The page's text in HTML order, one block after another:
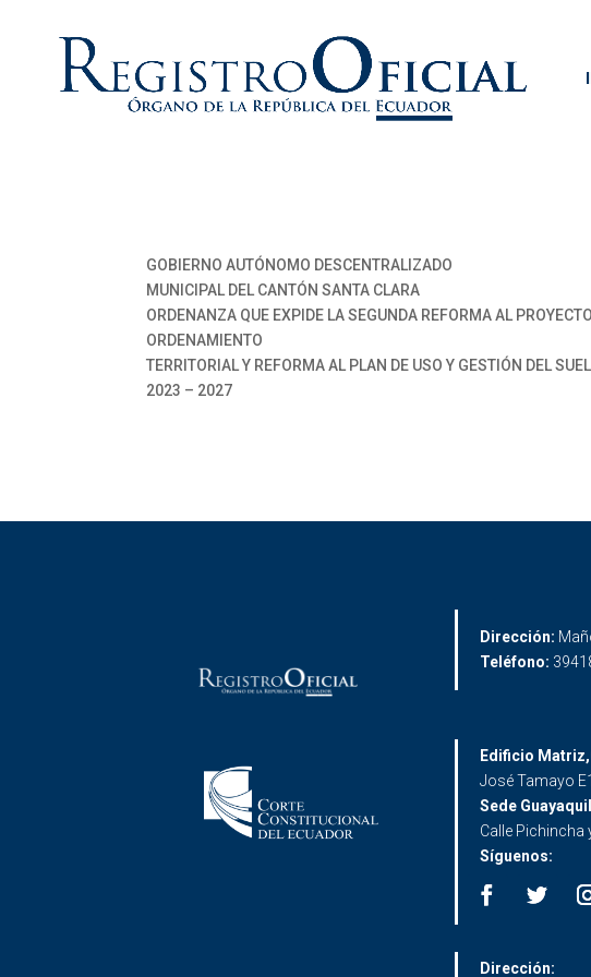
GOBIERNO AUTÓNOMO DESCENTRALIZADO
MUNICIPAL DEL CANTÓN SANTA CLARA
ORDENANZA QUE EXPIDE LA SEGUNDA REFORMA AL
ORDENAMIENTO
TERRITORIAL Y REFORMA AL PLAN DE USO Y GESTIÓN DEL
2023 – 2027
Dirección:
Teléfono:
Edificio
José Tamayo
Sede
Calle Pichincha
Síguenos:
Dirección: